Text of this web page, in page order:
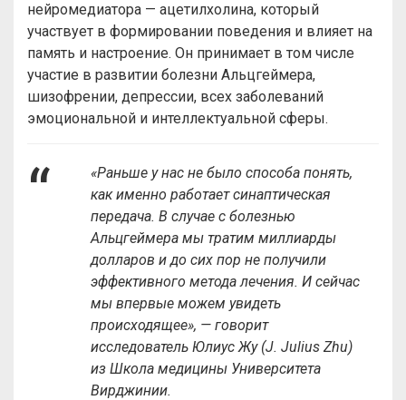
нейромедиатора — ацетилхолина, который
участвует в формировании поведения и влияет на
память и настроение. Он принимает в том числе
участие в развитии болезни Альцгеймера,
шизофрении, депрессии, всех заболеваний
эмоциональной и интеллектуальной сферы.
«Раньше у нас не было способа понять,
как именно работает синаптическая
передача. В случае с болезнью
Альцгеймера мы тратим миллиарды
долларов и до сих пор не получили
эффективного метода лечения. И сейчас
мы впервые можем увидеть
происходящее», — говорит
исследователь Юлиус Жу (J. Julius Zhu)
из Школа медицины Университета
Вирджинии.